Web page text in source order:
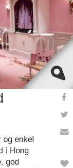
og enkel
i Hong
god